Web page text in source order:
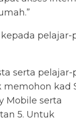
pelajar-
serta pelajar-
memohon kad
Mobile serta
5. Untuk